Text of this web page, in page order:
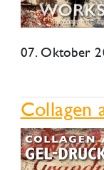
07. Oktober
Collagen